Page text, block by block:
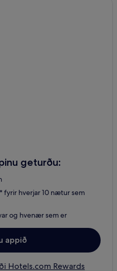
geturðu:
fyrir hverjar 10 nætur sem
og hvenær sem er
appið
Hotels.com Rewards